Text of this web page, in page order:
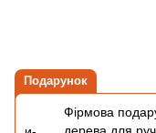
Подарунок
Фірмова
дерева для